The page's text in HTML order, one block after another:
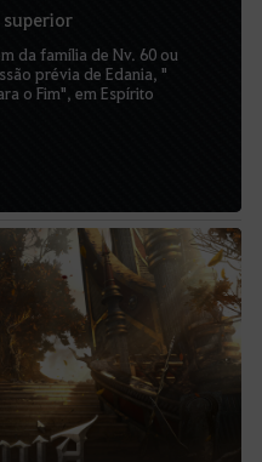
superior
da família de Nv. 60 ou
prévia de Edania, "
o Fim", em Espírito